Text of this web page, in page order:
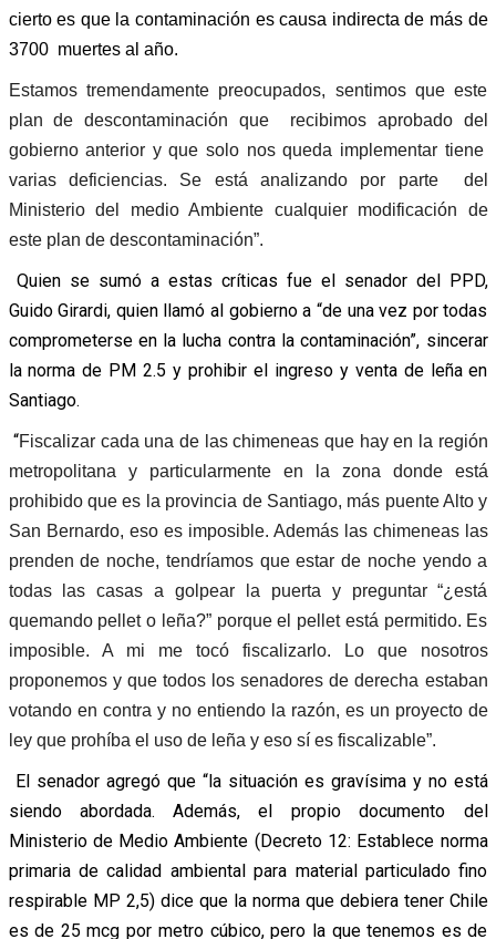
cierto es que la contaminación es causa indirecta de más de
3700 muertes al año.
Estamos tremendamente preocupados, sentimos que este
plan de descontaminación que recibimos aprobado del
gobierno anterior y que solo nos queda implementar tiene
varias deficiencias. Se está analizando por parte del
Ministerio del medio Ambiente cualquier modificación de
este plan de descontaminación”.
Quien se sumó a estas críticas fue el senador del PPD,
Guido Girardi, quien llamó al gobierno a “de una vez por todas
comprometerse en la lucha contra la contaminación”, sincerar
la norma de PM 2.5 y prohibir el ingreso y venta de leña en
Santiago.
“Fiscalizar cada una de las chimeneas que hay en la región
metropolitana y particularmente en la zona donde está
prohibido que es la provincia de Santiago, más puente Alto y
San Bernardo, eso es imposible. Además las chimeneas las
prenden de noche, tendríamos que estar de noche yendo a
todas las casas a golpear la puerta y preguntar “¿está
quemando pellet o leña?” porque el pellet está permitido. Es
imposible. A mi me tocó fiscalizarlo. Lo que nosotros
proponemos y que todos los senadores de derecha estaban
votando en contra y no entiendo la razón, es un proyecto de
ley que prohíba el uso de leña y eso sí es fiscalizable”.
El senador agregó que “la situación es gravísima y no está
siendo abordada. Además, el propio documento del
Ministerio de Medio Ambiente (Decreto 12: Establece norma
primaria de calidad ambiental para material particulado fino
respirable MP 2,5) dice que la norma que debiera tener Chile
es de 25 mcg por metro cúbico, pero la que tenemos es de